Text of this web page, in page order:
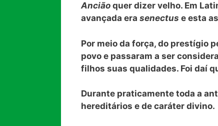
Ancião quer dizer velho. Em
avançada era senectus e esta
Por meio da força, do prestígio
povo e passaram a ser
filhos suas qualidades. Foi daí
Durante praticamente toda a
hereditários e de caráter divino.